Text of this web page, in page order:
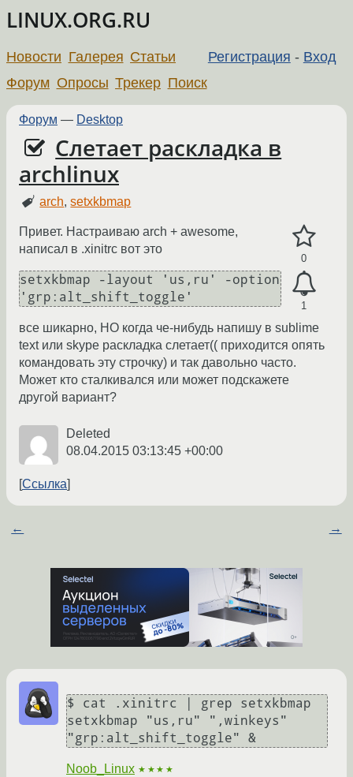
LINUX.ORG.RU
Регистрация - Вход
Новости Галерея Статьи
Форум Опросы Трекер Поиск
Форум — Desktop
Слетает раскладка в
archlinux
arch,setxkbmap
0
1
Привет. Настраиваю arch + awesome,
написал в .xinitrc вот это
setxkbmap -layout 'us,ru' -option
'grp:alt_shift_toggle'
все шикарно, НО когда че-нибудь напишу в sublime
text или skype раскладка слетает(( приходится опять
командовать эту строчку) и так давольно часто.
Может кто сталкивался или может подскажете
другой вариант?
Deleted
08.04.2015 03:13:45 +00:00
Ссылка
← →
$ cat .xinitrc | grep setxkbmap
setxkbmap "us,ru" ",winkeys"
Noob_Linux ★★★★